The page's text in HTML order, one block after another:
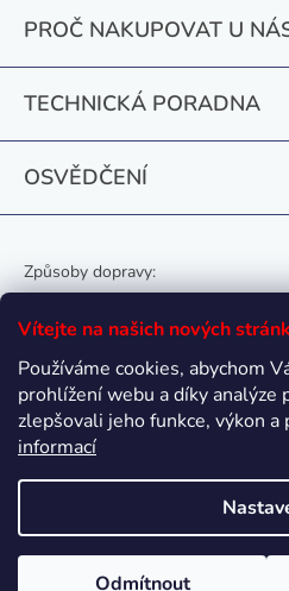
Vítejte na našich nových
Používáme cookies, abychom
prohlížení webu a díky analýze
zlepšovali jeho funkce, výkon a
informací
Odmítnout
PROČ NAKUPOVAT U
TECHNICKÁ PORADNA
OSVĚDČENÍ
Způsoby dopravy:
Oblíbené způsoby platby:
Vytvořil